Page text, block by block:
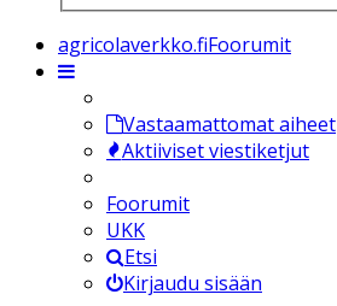
agricolaverkko.fiFoorumit
Vastaamattomat aiheet
Aktiiviset viestiketjut
Foorumit
UKK
Etsi
Kirjaudu sisään